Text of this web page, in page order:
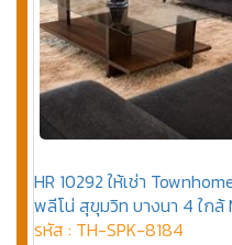
HR 10292 ให้เช่า
พลีโน่ สุขุมวิท บางนา 4 ใกล้
รหัส : TH-SPK-8184